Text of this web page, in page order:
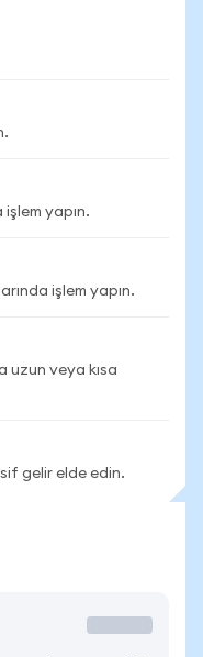
işlem yapın.
işlem yapın.
uzun veya kısa
gelir elde edin.